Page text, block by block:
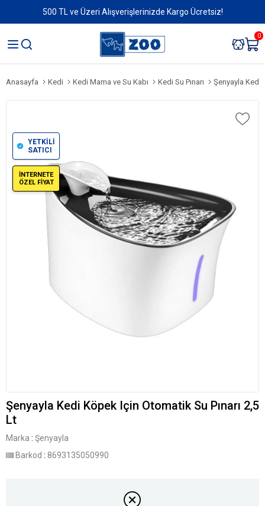
500 TL ve Üzeri Alışverişlerinizde Kargo Ücretsiz!
0
Anasayfa Kedi Kedi Mama ve Su Kabı Kedi Su Pınarı Şenyayla Kedi
YETKİLİ
SATICI
İNTERNETE
ÖZEL FİYAT
Şenyayla Kedi Köpek Için Otomatik Su Pınarı 2,5
Lt
Marka : Şenyayla
Barkod : 8693135050990